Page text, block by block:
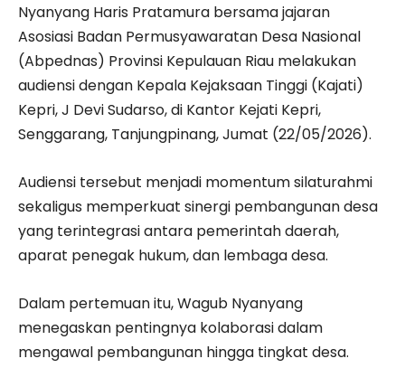
Nyanyang Haris Pratamura bersama jajaran
Asosiasi Badan Permusyawaratan Desa Nasional
(Abpednas) Provinsi Kepulauan Riau melakukan
audiensi dengan Kepala Kejaksaan Tinggi (Kajati)
Kepri, J Devi Sudarso, di Kantor Kejati Kepri,
Senggarang, Tanjungpinang, Jumat (22/05/2026).
Audiensi tersebut menjadi momentum silaturahmi
sekaligus memperkuat sinergi pembangunan desa
yang terintegrasi antara pemerintah daerah,
aparat penegak hukum, dan lembaga desa.
Dalam pertemuan itu, Wagub Nyanyang
menegaskan pentingnya kolaborasi dalam
mengawal pembangunan hingga tingkat desa.